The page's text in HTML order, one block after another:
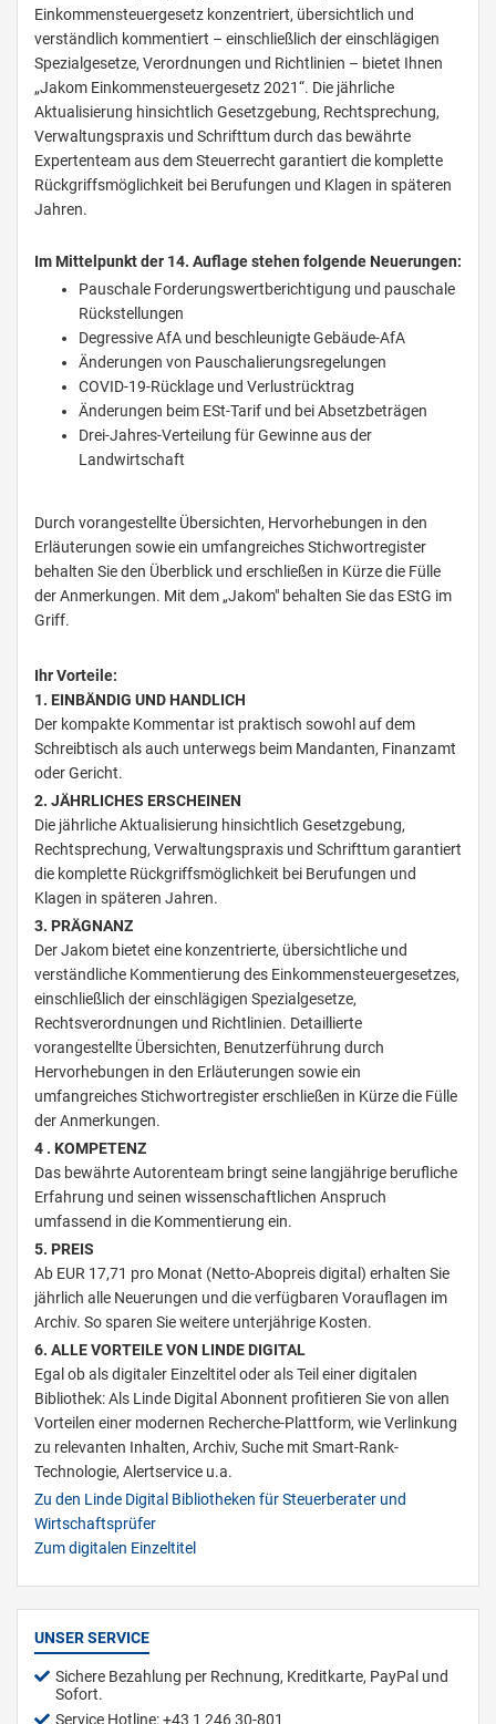
Einkommensteuergesetz konzentriert, übersichtlich und
verständlich kommentiert – einschließlich der einschlägigen
Spezialgesetze, Verordnungen und Richtlinien – bietet Ihnen
„Jakom Einkommensteuergesetz 2021“. Die jährliche
Aktualisierung hinsichtlich Gesetzgebung, Rechtsprechung,
Verwaltungspraxis und Schrifttum durch das bewährte
Expertenteam aus dem Steuerrecht garantiert die komplette
Rückgriffsmöglichkeit bei Berufungen und Klagen in späteren
Jahren.
Im Mittelpunkt der 14. Auflage stehen folgende Neuerungen:
Pauschale Forderungswertberichtigung und pauschale
Rückstellungen
Degressive AfA und beschleunigte Gebäude-AfA
Änderungen von Pauschalierungsregelungen
COVID-19-Rücklage und Verlustrücktrag
Änderungen beim ESt-Tarif und bei Absetzbeträgen
Drei-Jahres-Verteilung für Gewinne aus der
Landwirtschaft
Durch vorangestellte Übersichten, Hervorhebungen in den
Erläuterungen sowie ein umfangreiches Stichwortregister
behalten Sie den Überblick und erschließen in Kürze die Fülle
der Anmerkungen. Mit dem „Jakom" behalten Sie das EStG im
Griff.
Ihr Vorteile:
1. EINBÄNDIG UND HANDLICH
Der kompakte Kommentar ist praktisch sowohl auf dem
Schreibtisch als auch unterwegs beim Mandanten, Finanzamt
oder Gericht.
2. JÄHRLICHES ERSCHEINEN
Die jährliche Aktualisierung hinsichtlich Gesetzgebung,
Rechtsprechung, Verwaltungspraxis und Schrifttum garantiert
die komplette Rückgriffsmöglichkeit bei Berufungen und
Klagen in späteren Jahren.
3. PRÄGNANZ
Der Jakom bietet eine konzentrierte, übersichtliche und
verständliche Kommentierung des Einkommensteuergesetzes,
einschließlich der einschlägigen Spezialgesetze,
Rechtsverordnungen und Richtlinien. Detaillierte
vorangestellte Übersichten, Benutzerführung durch
Hervorhebungen in den Erläuterungen sowie ein
umfangreiches Stichwortregister erschließen in Kürze die Fülle
der Anmerkungen.
4 . KOMPETENZ
Das bewährte Autorenteam bringt seine langjährige berufliche
Erfahrung und seinen wissenschaftlichen Anspruch
umfassend in die Kommentierung ein.
5. PREIS
Ab EUR 17,71 pro Monat (Netto-Abopreis digital) erhalten Sie
jährlich alle Neuerungen und die verfügbaren Vorauflagen im
Archiv. So sparen Sie weitere unterjährige Kosten.
6. ALLE VORTEILE VON LINDE DIGITAL
Egal ob als digitaler Einzeltitel oder als Teil einer digitalen
Bibliothek: Als Linde Digital Abonnent profitieren Sie von allen
Vorteilen einer modernen Recherche-Plattform, wie Verlinkung
zu relevanten Inhalten, Archiv, Suche mit Smart-Rank-
Technologie, Alertservice u.a.
Zu den Linde Digital Bibliotheken für Steuerberater und
Wirtschaftsprüfer
Zum digitalen Einzeltitel
UNSER SERVICE
Sichere Bezahlung per Rechnung, Kreditkarte, PayPal und
Sofort.
Service Hotline: +43 1 246 30-801